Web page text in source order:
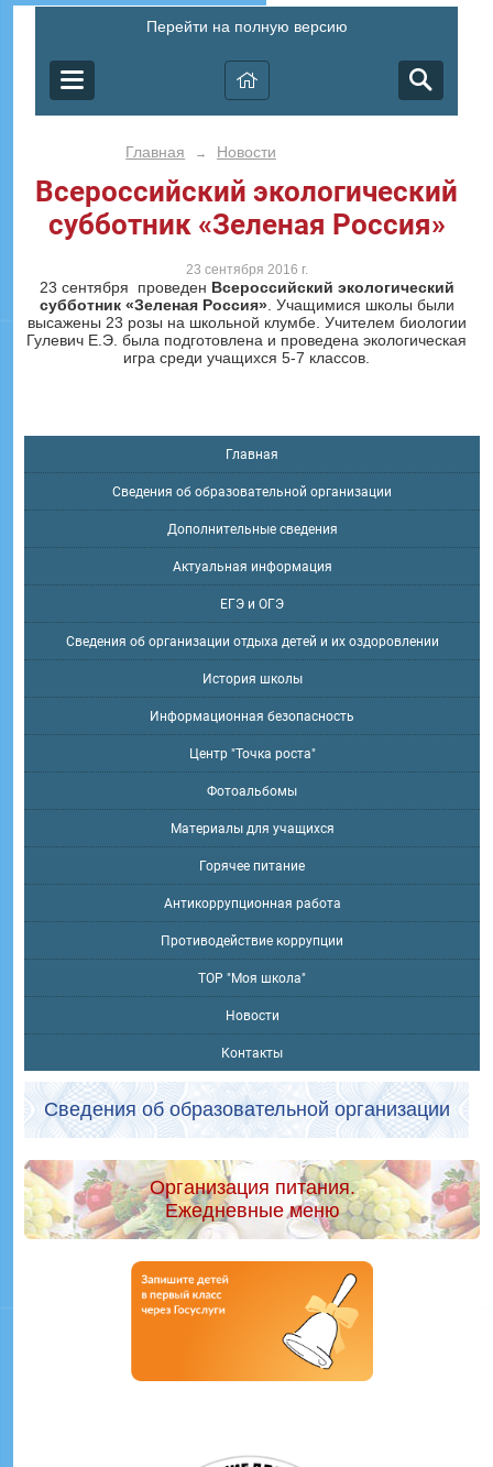
Перейти на полную версию
Главная → Новости
Всероссийский экологический
субботник «Зеленая Россия»
23 сентября 2016 г.
23 сентября проведен Всероссийский экологический
субботник «Зеленая Россия». Учащимися школы были
высажены 23 розы на школьной клумбе. Учителем биологии
Гулевич Е.Э. была подготовлена и проведена экологическая
игра среди учащихся 5-7 классов.
Главная
Сведения об образовательной организации
Дополнительные сведения
Актуальная информация
ЕГЭ и ОГЭ
Сведения об организации отдыха детей и их оздоровлении
История школы
Информационная безопасность
Центр "Точка роста"
Фотоальбомы
Материалы для учащихся
Горячее питание
Антикоррупционная работа
Противодействие коррупции
ТОР "Моя школа"
Новости
Контакты
Сведения об образовательной организации
Организация питания.
Ежедневные меню